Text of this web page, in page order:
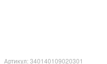
Артикул: 340140109020301